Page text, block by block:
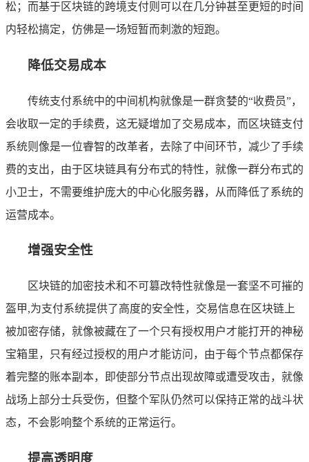
松；而基于区块链的跨境支付则可以在几分钟甚至更短的时间
内轻松搞定，仿佛是一场短暂而刺激的短跑。
降低交易成本
传统支付系统中的中间机构就像是一群贪婪的“收费员”，
会收取一定的手续费，这无疑增加了交易成本，而区块链支付
系统则像是一位睿智的改革者，去除了中间环节，减少了手续
费的支出，由于区块链具有分布式的特性，就像一群分布式的
小卫士，不需要维护庞大的中心化服务器，从而降低了系统的
运营成本。
增强安全性
区块链的加密技术和不可篡改特性就像是一套坚不可摧的
盔甲,为支付系统提供了高度的安全性，交易信息在区块链上
被加密存储，就像被藏在了一个只有授权用户才能打开的神秘
宝箱里，只有经过授权的用户才能访问，由于每个节点都保存
着完整的账本副本，即使部分节点出现故障或遭受攻击，就像
战场上部分士兵受伤，但整个军队仍然可以保持正常的战斗状
态，不会影响整个系统的正常运行。
提高透明度